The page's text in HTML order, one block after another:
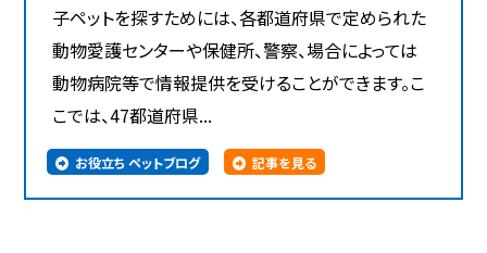
子ペットを探すためには、各都道府県で定められた
動物愛護センターや保健所、警察、場合によっては
動物病院等で情報提供を受けることができます。こ
こでは、47都道府県...
お役立ち ペットブログ 記事を見る